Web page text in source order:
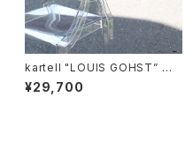
kartell "LOUIS GOHST” ア
ームチェア
¥29,700